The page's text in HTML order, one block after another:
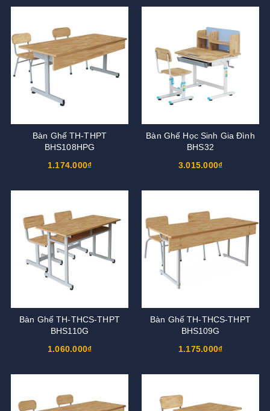
Bàn Ghế TH-THPT
BHS108HPG
1.174.000₫
Bàn Ghế Học Sinh Gia Đình
BHS32
3.015.000₫
Bàn Ghế TH-THCS-THPT
BHS110G
1.060.000₫
Bàn Ghế TH-THCS-THPT
BHS109G
1.175.000₫